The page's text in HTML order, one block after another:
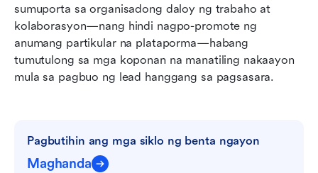
sumuporta sa organisadong daloy ng trabaho at
kolaborasyon—nang hindi nagpo-promote ng
anumang partikular na plataporma—habang
tumutulong sa mga koponan na manatiling nakaayon
mula sa pagbuo ng lead hanggang sa pagsasara.
Pagbutihin ang mga siklo ng benta ngayon
Maghanda
Konklusyon
Mga Madalas Itanong
Kaugnay na pagbasa